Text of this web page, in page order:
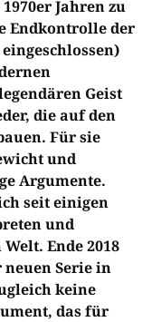
Jahren zu
Endkontrolle der
Geist
die auf den
Für sie
und
Argumente.
seit einigen
und
Ende 2018
Serie in
keine
das für